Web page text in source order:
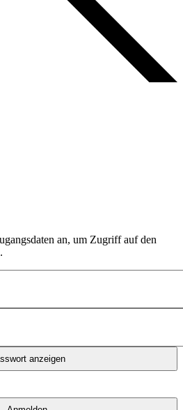
an, um Zugriff auf den
anzeigen